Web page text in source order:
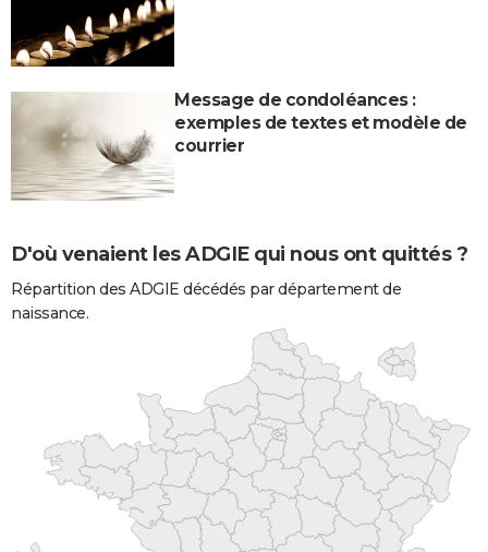
Message de condoléances :
exemples de textes et modèle de
courrier
D'où venaient les ADGIE qui nous ont quittés ?
Répartition des ADGIE décédés par département de
naissance.